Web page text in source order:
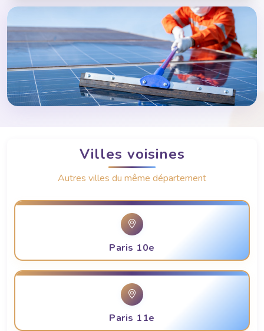
Villes voisines
Autres villes du même département
Paris 10e
Paris 11e